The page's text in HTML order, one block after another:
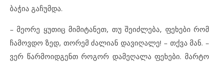
ბაჭია გაჩუმდა.
– მეორე ყუთიც მიმიტანეთ, თუ შეიძლება, ფეხები რომ
ჩამოვდო ზედ, თორემ ძალიან დავიღალე! – თქვა მან. –
ვერ წარმოიდგენთ როგორ დამეღალა ფეხები. მარტო